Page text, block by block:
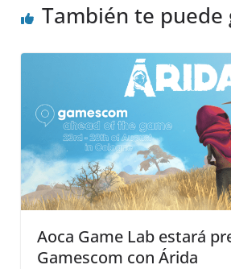
También te puede
Aoca Game Lab estará
Gamescom con Árida